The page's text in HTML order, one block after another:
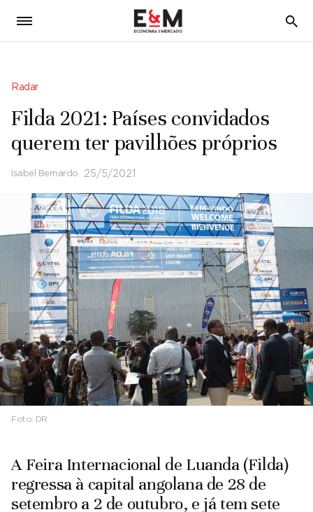
5
Radar
Filda 2021: Países convidados
querem ter pavilhões próprios
Isabel Bernardo 25/5/2021
Foto: DR
A Feira Internacional de Luanda (Filda)
regressa à capital angolana de 28 de
setembro a 2 de outubro, e já tem sete